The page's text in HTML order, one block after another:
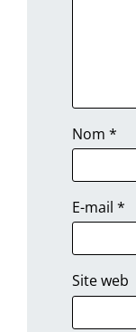
Nom*
E-mail*
Site web